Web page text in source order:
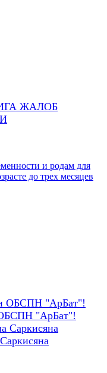
ЖАЛОБ
и родам для
до трех месяцев
"АрБат"!